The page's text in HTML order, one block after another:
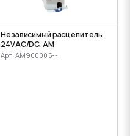
Независимый расцепитель
24VАС/DC, AM
Арт: AM900005--